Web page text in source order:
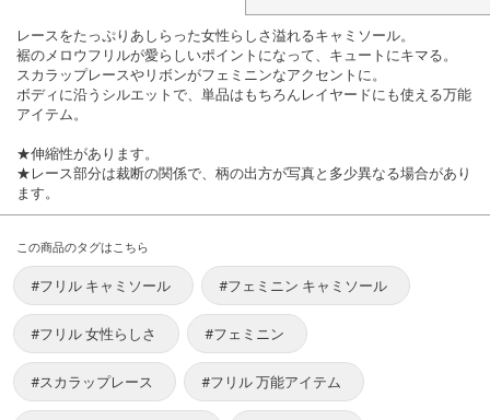
レースをたっぷりあしらった女性らしさ溢れるキャミソール。
裾のメロウフリルが愛らしいポイントになって、キュートにキマる。
スカラップレースやリボンがフェミニンなアクセントに。
ボディに沿うシルエットで、単品はもちろんレイヤードにも使える万能
アイテム。
★伸縮性があります。
★レース部分は裁断の関係で、柄の出方が写真と多少異なる場合があり
ます。
この商品のタグはこちら
#フリル キャミソール #フェミニン キャミソール
#フリル 女性らしさ #フェミニン
#スカラップレース #フリル 万能アイテム